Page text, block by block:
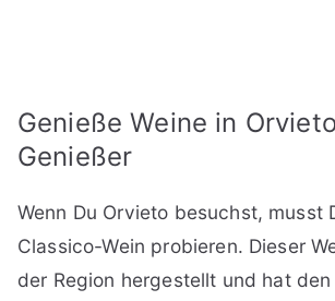
Genieße Weine in
Genießer
Wenn Du Orvieto besuchst, musst
Classico-Wein probieren. Dieser
der Region hergestellt und hat